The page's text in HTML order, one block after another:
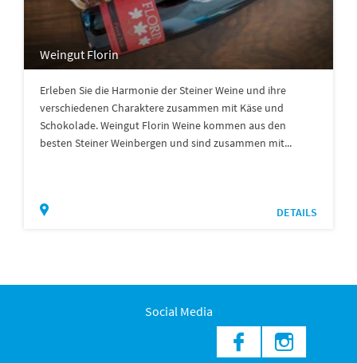
Weingut Florin
Erleben Sie die Harmonie der Steiner Weine und ihre
verschiedenen Charaktere zusammen mit Käse und
Schokolade. Weingut Florin Weine kommen aus den
besten Steiner Weinbergen und sind zusammen mit...
DETAILS
Social Media